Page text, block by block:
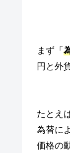
まず「
円と外
たとえ
為替に
価格の